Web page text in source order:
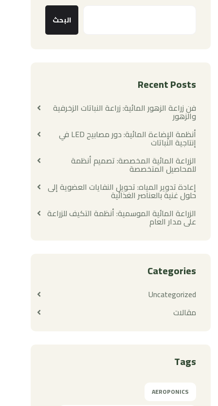
البحث
Recent Posts
فن زراعة الزهور المائية: زراعة النباتات الزخرفية
والزهور
أنظمة الإضاءة المائية: دور مصابيح LED في
إنتاجية النباتات
الزراعة المائية المخصصة: تصميم أنظمة
للمحاصيل المتخصصة
إعادة تدوير المياه: تحويل النفايات العضوية إلى
حلول غنية بالعناصر الغذائية
الزراعة المائية الموسمية: أنظمة التكيف للزراعة
على مدار العام
Categories
Uncategorized
مقالات
Tags
AEROPONICS